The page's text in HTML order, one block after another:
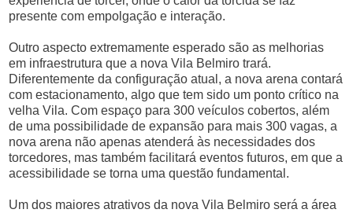
presente com empolgação e interação.
Outro aspecto extremamente esperado são as melhorias
em infraestrutura que a nova Vila Belmiro trará.
Diferentemente da configuração atual, a nova arena contará
com estacionamento, algo que tem sido um ponto crítico na
velha Vila. Com espaço para 300 veículos cobertos, além
de uma possibilidade de expansão para mais 300 vagas, a
nova arena não apenas atenderá às necessidades dos
torcedores, mas também facilitará eventos futuros, em que a
acessibilidade se torna uma questão fundamental.
Um dos maiores atrativos da nova Vila Belmiro será a área